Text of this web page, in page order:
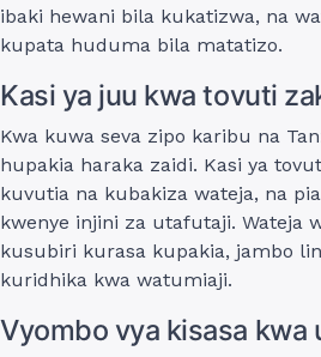
ibaki hewani bila kukatizwa, na
kupata huduma bila matatizo.
Kasi ya juu kwa tovuti
Kwa kuwa seva zipo karibu na
hupakia haraka zaidi. Kasi ya
kuvutia na kubakiza wateja, na
kwenye injini za utafutaji. Wateja
kusubiri kurasa kupakia, jambo
kuridhika kwa watumiaji.
Vyombo vya kisasa kwa